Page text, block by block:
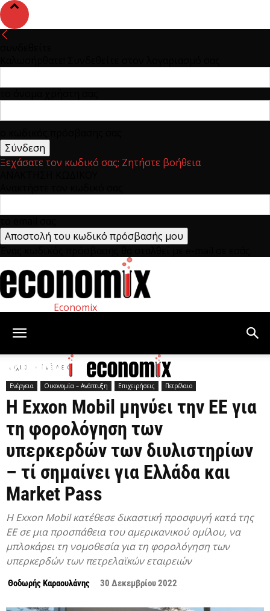
Ξεχάσατε τον κωδικό σας; Ζητήστε βοήθεια
Economix
Αρχική Ενέργεια
Ενέργεια Οικονομία – Ανάπτυξη Επιχειρήσεις Πετρέλαιο
Η Exxon Mobil μηνύει την ΕΕ για
τη φορολόγηση των
υπερκερδών των διυλιστηρίων
– τί σημαίνει για Ελλάδα και
Market Pass
Η Exxon Mobil κατέθεσε δικαστική προσφυγή κατά της
ΕΕ σε μια προσπάθεια του αμερικανικού ομίλου, να
μπλοκάρει τη νομοθεσία για τη φορολόγηση των
υπερκερδών των πετρελαϊκών εταιρειών
Θοδωρής Καραουλάνης 30 Δεκεμβρίου 2022